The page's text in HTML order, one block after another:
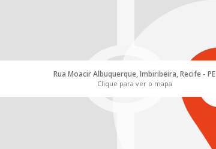
Rua Moacir Albuquerque, Imbiribeira, Recife - PE
Clique para ver o mapa